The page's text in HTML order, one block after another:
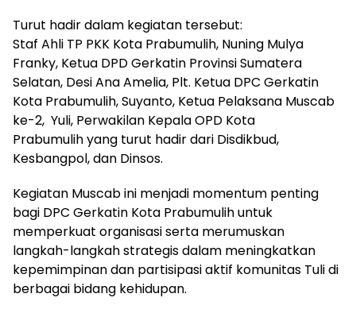
Turut hadir dalam kegiatan tersebut:
Staf Ahli TP PKK Kota Prabumulih, Nuning Mulya
Franky, Ketua DPD Gerkatin Provinsi Sumatera
Selatan, Desi Ana Amelia, Plt. Ketua DPC Gerkatin
Kota Prabumulih, Suyanto, Ketua Pelaksana Muscab
ke-2, Yuli, Perwakilan Kepala OPD Kota
Prabumulih yang turut hadir dari Disdikbud,
Kesbangpol, dan Dinsos.
Kegiatan Muscab ini menjadi momentum penting
bagi DPC Gerkatin Kota Prabumulih untuk
memperkuat organisasi serta merumuskan
langkah-langkah strategis dalam meningkatkan
kepemimpinan dan partisipasi aktif komunitas Tuli di
berbagai bidang kehidupan.